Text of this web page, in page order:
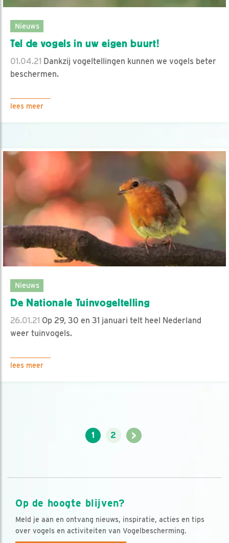
Nieuws
Tel de vogels in uw eigen buurt!
01.04.21 Dankzij vogeltellingen kunnen we vogels beter
beschermen.
lees meer
Nieuws
De Nationale Tuinvogeltelling
26.01.21 Op 29, 30 en 31 januari telt heel Nederland
weer tuinvogels.
lees meer
1 2 >
Op de hoogte blijven?
Meld je aan en ontvang nieuws, inspiratie, acties en tips
over vogels en activiteiten van Vogelbescherming.